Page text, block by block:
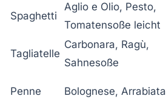
Spaghetti
Aglio e Olio, Pesto,
Tomatensoße leicht
Tagliatelle
Carbonara, Ragù,
Sahnesoße
Penne Bolognese, Arrabiata